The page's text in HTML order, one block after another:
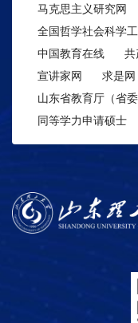
马克思主义研究网
全国哲学社会科学
中国教育在线
共
宣讲家网
求是网
山东省教育厅（省委
同等学力申请硕士